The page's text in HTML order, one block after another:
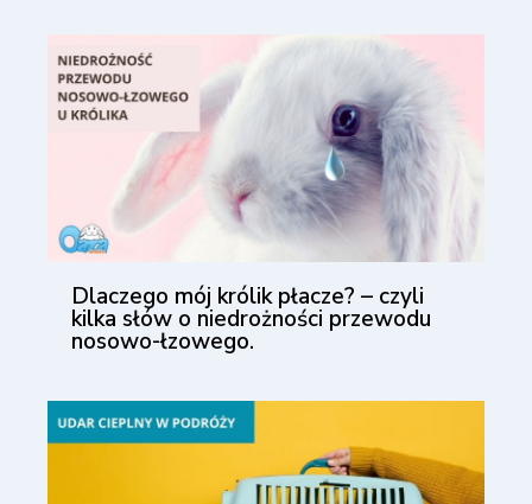
Dlaczego mój królik płacze? – czyli
kilka słów o niedrożności przewodu
nosowo-łzowego.